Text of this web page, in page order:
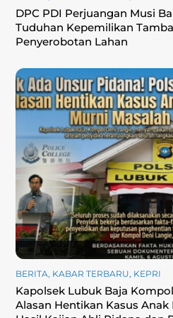
DPC PDI Perjuangan Musi
Tuduhan Kepemilikan
Penyerobotan Lahan
BERITA, KABAR TERBARU, KEPRI
Kapolsek Lubuk Baja
Alasan Hentikan Kasus Anak